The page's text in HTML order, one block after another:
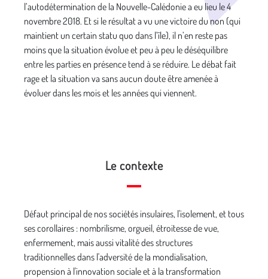
l’autodétermination de la Nouvelle-Calédonie a eu lieu le 4
novembre 2018. Et si le résultat a vu une victoire du non (qui
maintient un certain statu quo dans l’île), il n’en reste pas
moins que la situation évolue et peu à peu le déséquilibre
entre les parties en présence tend à se réduire. Le débat fait
rage et la situation va sans aucun doute être amenée à
évoluer dans les mois et les années qui viennent.
Le contexte
Défaut principal de nos sociétés insulaires, l'isolement, et tous
ses corollaires : nombrilisme, orgueil, étroitesse de vue,
enfermement, mais aussi vitalité des structures
traditionnelles dans l'adversité de la mondialisation,
propension à l'innovation sociale et à la transformation